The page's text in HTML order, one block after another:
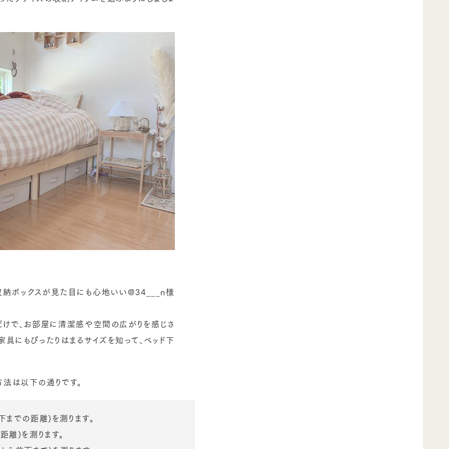
納ボックスが見た目にも心地いい@34___n様
けで、お部屋に清潔感や空間の広がりを感じさ
具にもぴったりはまるサイズを知って、ベッド下
は以下の通りです。
での距離)を測ります。
離)を測ります。